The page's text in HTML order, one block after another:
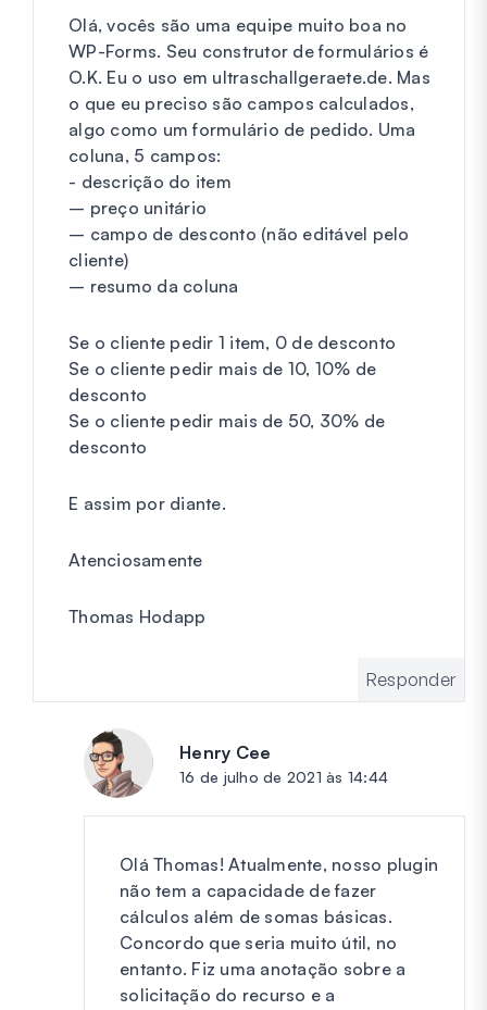
Olá, vocês são uma equipe muito boa no
WP-Forms. Seu construtor de formulários é
O.K. Eu o uso em ultraschallgeraete.de. Mas
o que eu preciso são campos calculados,
algo como um formulário de pedido. Uma
coluna, 5 campos:
- descrição do item
– preço unitário
– campo de desconto (não editável pelo
cliente)
– resumo da coluna
Se o cliente pedir 1 item, 0 de desconto
Se o cliente pedir mais de 10, 10% de
desconto
Se o cliente pedir mais de 50, 30% de
desconto
E assim por diante.
Atenciosamente
Thomas Hodapp
Responder
Henry Cee
16 de julho de 2021 às 14:44
Olá Thomas! Atualmente, nosso plugin
não tem a capacidade de fazer
cálculos além de somas básicas.
Concordo que seria muito útil, no
entanto. Fiz uma anotação sobre a
solicitação do recurso e a